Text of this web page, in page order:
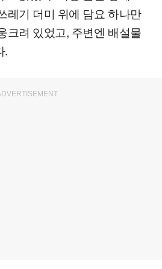
레기 더미 위에 담요 하나만
크려 있었고, 주변엔 배설물
.